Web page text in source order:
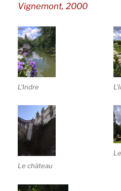
Vignemont, 2000
L’Indre
Le château